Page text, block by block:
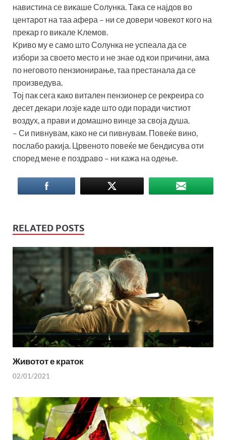
навистина се викаше Солунка. Така се најдов во
центарот на таа афера – ни се довери човекот кого на
прекар го викале Kлемов.
Kриво му е само што Солунка не успеала да се
избори за своето место и не знае од кои причини, ама
по неговото пензионирање, таа престанала да се
произведува.
Тој пак сега како витален пензионер се рекреира со
десет декари лозје каде што оди поради чистиот
воздух, а прави и домашно винце за своја душа.
– Си пивнувам, како не си пивнувам. Повеќе вино,
послабо ракија. Црвеното повеќе ме бендисува оти
според мене е поздраво – ни кажа на одење.
RELATED POSTS
Животот е краток
02/01/2021